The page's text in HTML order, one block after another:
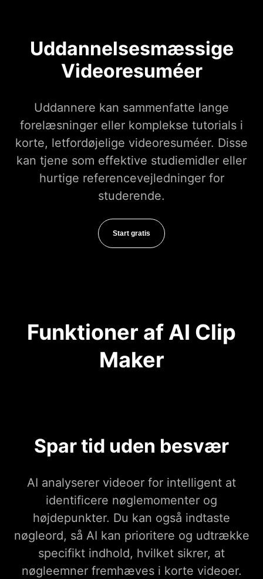
Uddannelsesmæssige
Videoresuméer
Uddannere kan sammenfatte lange
forelæsninger eller komplekse tutorials i
korte, letfordøjelige videoresuméer. Disse
kan tjene som effektive studiemidler eller
hurtige referencevejledninger for
studerende.
Start gratis
Funktioner af AI Clip
Maker
Spar tid uden besvær
AI analyserer videoer for intelligent at
identificere nøglemomenter og
højdepunkter. Du kan også indtaste
nøgleord, så AI kan prioritere og udtrække
specifikt indhold, hvilket sikrer, at
nøgleemner fremhæves i korte videoer.